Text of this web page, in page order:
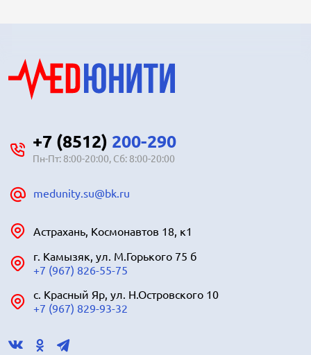
+7 (8512) 200-290
Пн-Пт: 8:00-20:00, Сб: 8:00-20:00
medunity.su@bk.ru
Астрахань, Космонавтов 18, к1
г. Камызяк, ул. М.Горького 75 б
+7 (967) 826-55-75
с. Красный Яр, ул. Н.Островского 10
+7 (967) 829-93-32